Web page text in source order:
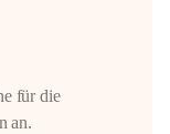
für die
an.